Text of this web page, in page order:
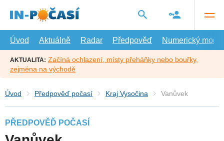
hlavní
Úvod
Aktuálně Radar Předpověď Numerický model
AKTUALITA: Začíná ochlazení, místy přeháňky nebo bouřky,
zejména na východě
Úvod Předpověď počasí Kraj Vysočina Vanůvek
PŘEDPOVĚĎ POČASÍ